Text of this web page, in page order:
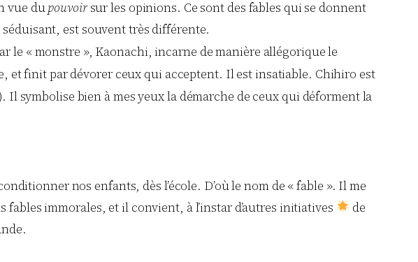
vue dupouvoirsur les opinions. Ce sont des fables qui se donnent
est souvent très différente.
le « monstre », Kaonachi, incarne de manière allégorique le
et finit par dévorer ceux qui acceptent. Il est insatiable. Chihiro est
Il symbolise bien à mes yeux la démarche de ceux qui déforment la
nos enfants, dès l’école. D’où le nom de « fable ». Il me
immorales, et il convient, à l’instar d’autres initiatives
de